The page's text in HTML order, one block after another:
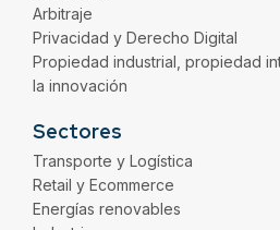
Arbitraje
Privacidad y Derecho Digital
Propiedad industrial, propiedad
la innovación
Sectores
Transporte y Logística
Retail y Ecommerce
Energías renovables